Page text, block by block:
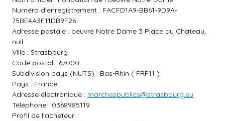
Numéro d'enregistrement : FACFD1A9-BB61-9D9A-
75BE4A3F11DB9F26
Adresse postale : oeuvre Notre Dame 3 Place du Chateau,
null
Ville : Strasbourg
Code postal : 67000
Subdivision pays (NUTS) : Bas-Rhin ( FRF11 )
Pays : France
Adresse électronique : marchespublics@strasbourg.eu
Téléphone : 0368985119
Profil de l'acheteur :